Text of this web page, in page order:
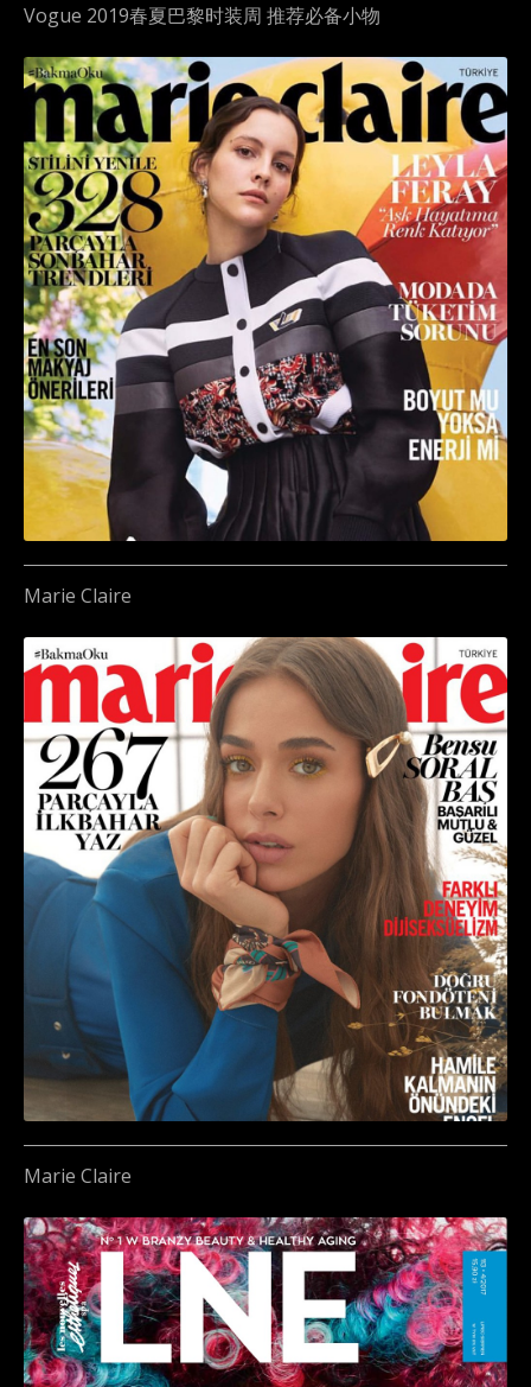
Vogue 2019春夏巴黎时装周 推荐必备小物
Marie Claire
Marie Claire